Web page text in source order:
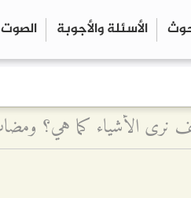
الأسئلة والأجوبة الصوت